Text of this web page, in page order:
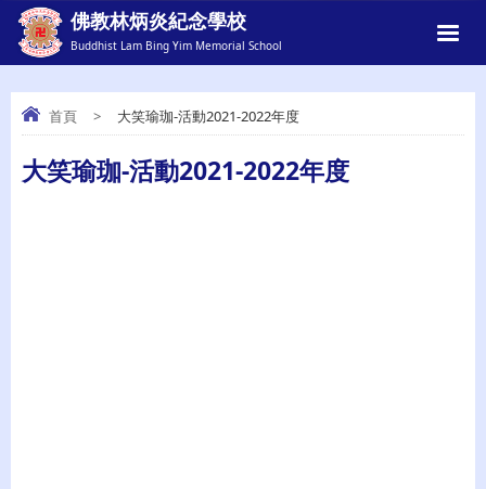
佛教林炳炎紀念學校
Buddhist Lam Bing Yim Memorial School
大笑瑜珈-活動2021-2022年度
首頁 > 大笑瑜珈-活動2021-2022年度
大笑瑜珈-活動2021-2022年度